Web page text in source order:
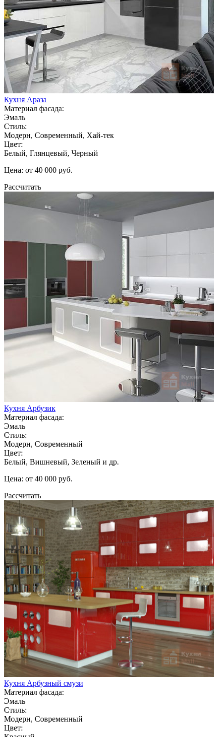
Кухня Араза
Материал фасада:
Эмаль
Стиль:
Модерн, Современный, Хай-тек
Цвет:
Белый, Глянцевый, Черный
Цена: от 40 000 руб.
Рассчитать
Кухня Арбузик
Материал фасада:
Эмаль
Стиль:
Модерн, Современный
Цвет:
Белый, Вишневый, Зеленый и др.
Цена: от 40 000 руб.
Рассчитать
Кухня Арбузный смузи
Материал фасада:
Эмаль
Стиль:
Модерн, Современный
Цвет: